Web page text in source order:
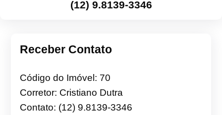
(12) 9.8139-3346
Receber Contato
Código do Imóvel: 70
Corretor: Cristiano Dutra
Contato: (12) 9.8139-3346